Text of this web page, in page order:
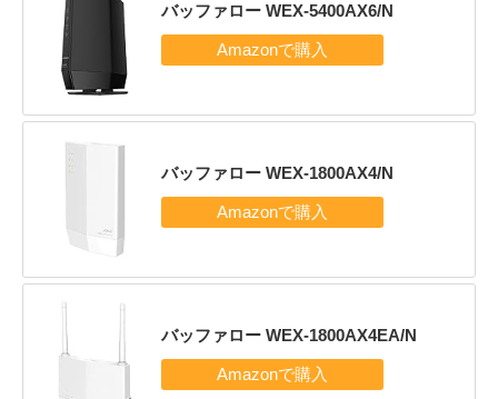
バッファロー WEX-5400AX6/N
バッファロー WEX-1800AX4/N
バッファロー WEX-1800AX4EA/N